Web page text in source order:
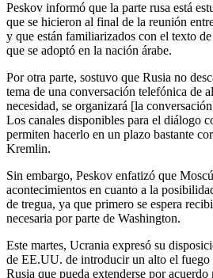
Peskov informó que la parte rusa está
que se hicieron al final de la reunión
y que están familiarizados con el texto
que se adoptó en la nación árabe.
Por otra parte, sostuvo que Rusia no
tema de una conversación telefónica de
necesidad, se organizará [la
Los canales disponibles para el diálogo
permiten hacerlo en un plazo bastante
Kremlin.
Sin embargo, Peskov enfatizó que
acontecimientos en cuanto a la
de tregua, ya que primero se espera
necesaria por parte de Washington.
Este martes, Ucrania expresó su
de EE.UU. de introducir un alto el fuego
Rusia que pueda extenderse por